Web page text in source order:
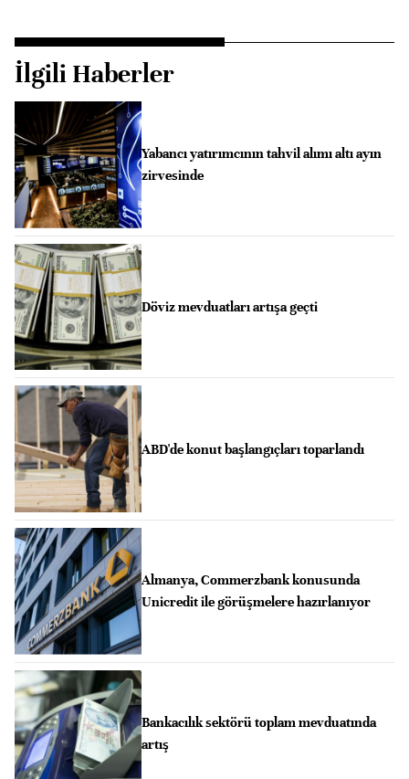
İlgili Haberler
Yabancı yatırımcının tahvil alımı altı ayın
zirvesinde
Döviz mevduatları artışa geçti
ABD'de konut başlangıçları toparlandı
Almanya, Commerzbank konusunda
Unicredit ile görüşmelere hazırlanıyor
Bankacılık sektörü toplam mevduatında
artış